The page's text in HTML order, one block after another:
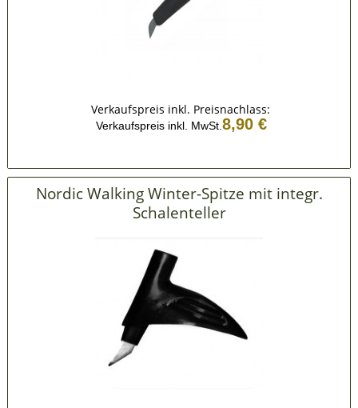
Verkaufspreis inkl. Preisnachlass:
Verkaufspreis inkl. MwSt. 8,90 €
Nordic Walking Winter-Spitze mit integr.
Schalenteller